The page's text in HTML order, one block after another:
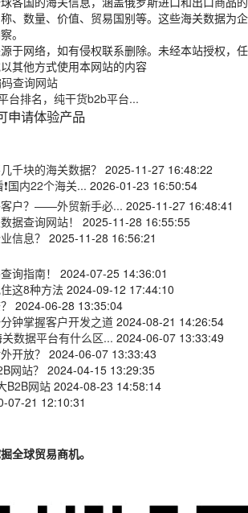
、数量、价值、贸易国别等。这些海关数据为企
。
于网络，如有侵权联系删除。未经本站授权，任
其他方式使用本网站的内容
查询网站
台排名，纯干货b2b平台...
申请体验产品
千块的海关数据？ 2025-11-27 16:48:22
国内22个海关... 2026-01-23 16:50:54
客户？——外贸新手必... 2025-11-27 16:48:41
据查询网站！
2025-11-28 16:55:55
信息？ 2025-11-28 16:56:21
询指南！
2024-07-25 14:36:01
这8种方法 2024-09-12 17:44:10
2024-06-28 13:35:04
钟掌握客户开发之道 2024-08-21 14:26:54
数据平台有什么区... 2024-06-07 13:33:49
开放？ 2024-06-07 13:33:43
网站？ 2024-04-15 13:29:35
B2B网站 2024-08-23 14:58:14
07-21 12:10:31
全球贸易商机。